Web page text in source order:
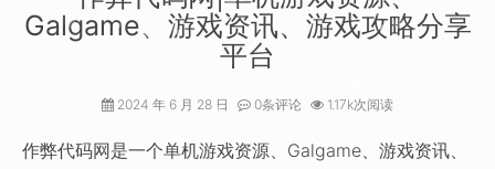
Galgame、游戏资讯、游戏攻略分享
平台
2024 年 6 月 28 日 0条评论 1.17k次阅读
作弊代码网是一个单机游戏资源、Galgame、游戏资讯、